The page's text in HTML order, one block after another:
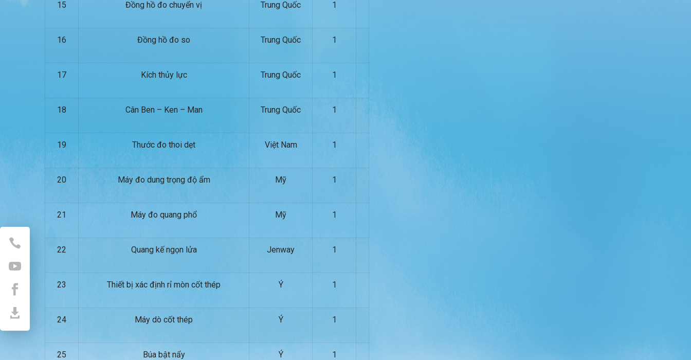
15 Đồng hồ đo chuyển vị Trung Quốc 1
16 Đồng hồ đo so Trung Quốc 1
17 Kích thủy lực Trung Quốc 1
18 Cân Ben – Ken – Man Trung Quốc 1
19 Thước đo thoi dẹt Việt Nam 1
20 Máy đo dung trọng độ ẩm Mỹ 1
21 Máy đo quang phổ Mỹ 1
22 Quang kế ngọn lửa Jenway 1
23 Thiết bị xác định rỉ mòn cốt thép Ý 1
24 Máy dò cốt thép Ý 1
25 Búa bật nẩy Ý 1